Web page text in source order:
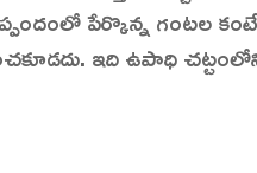
పేర్కొన్న గంటల కంటే
ఇది ఉపాధి చట్టంలోని